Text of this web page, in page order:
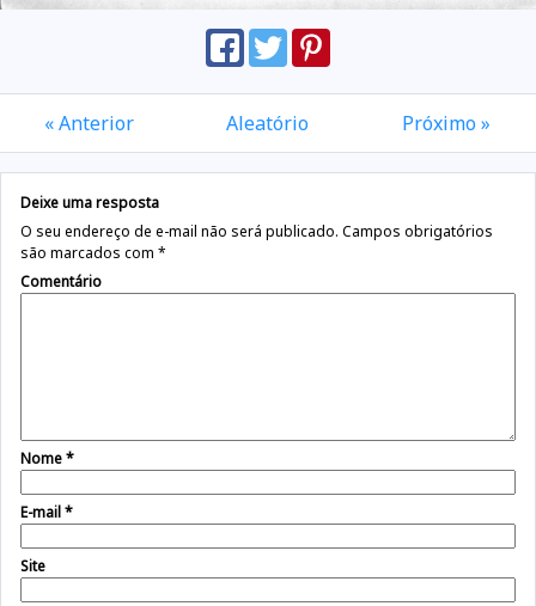
« Anterior Aleatório Próximo »
Deixe uma resposta
O seu endereço de e-mail não será publicado. Campos obrigatórios
são marcados com *
Comentário
Nome*
E-mail*
Site